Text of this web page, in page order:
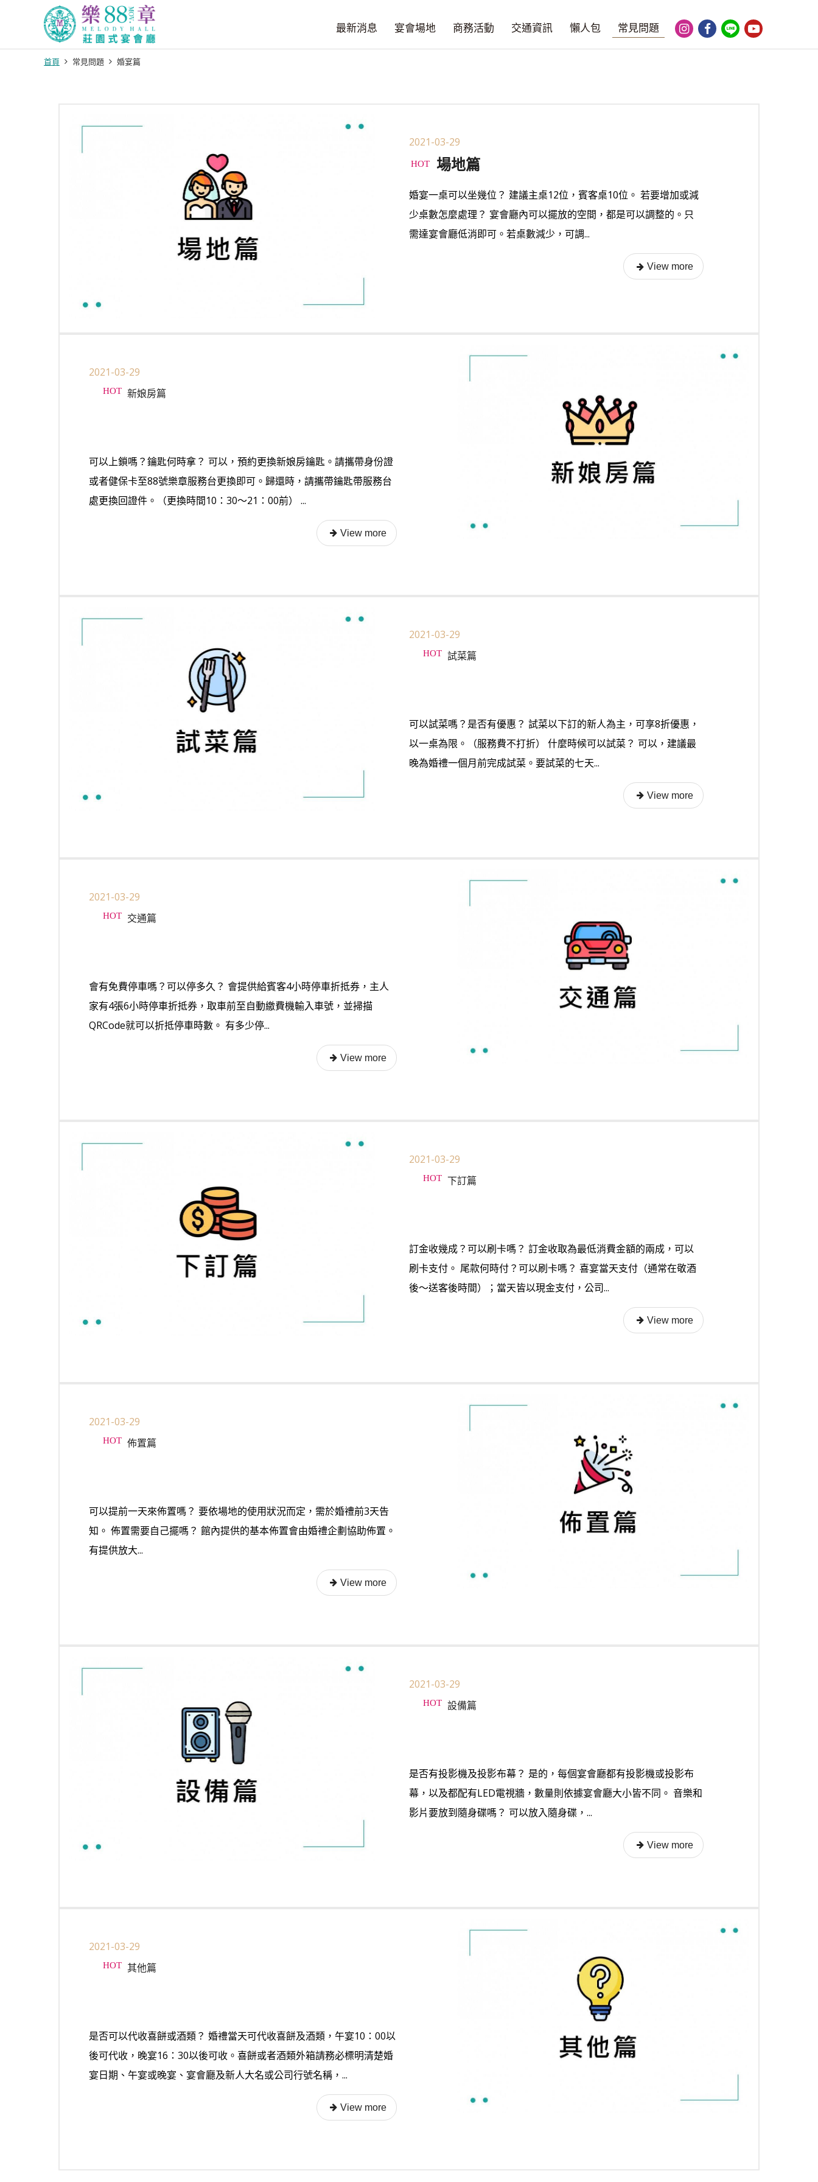
最新消息 宴會場地 商務活動 交通資訊 懶人包 常見問題
首頁 常見問題 婚宴篇
2021-03-29
場地篇
婚宴一桌可以坐幾位？ 建議主桌12位，賓客桌10位。 若要增加或減
少桌數怎麼處理？ 宴會廳內可以擺放的空間，都是可以調整的。只
需達宴會廳低消即可。若桌數減少，可調...
2021-03-29
新娘房篇
可以上鎖嗎？鑰匙何時拿？ 可以，預約更換新娘房鑰匙。請攜帶身份證
或者健保卡至88號樂章服務台更換即可。歸還時，請攜帶鑰匙帶服務台
處更換回證件。（更換時間10：30～21：00前） ...
2021-03-29
試菜篇
可以試菜嗎？是否有優惠？ 試菜以下訂的新人為主，可享8折優惠，
以一桌為限。（服務費不打折） 什麼時候可以試菜？ 可以，建議最
晚為婚禮一個月前完成試菜。要試菜的七天...
2021-03-29
交通篇
會有免費停車嗎？可以停多久？ 會提供給賓客4小時停車折抵券，主人
家有4張6小時停車折抵券，取車前至自動繳費機輸入車號，並掃描
QRCode就可以折抵停車時數。 有多少停...
2021-03-29
下訂篇
訂金收幾成？可以刷卡嗎？ 訂金收取為最低消費金額的兩成，可以
刷卡支付。 尾款何時付？可以刷卡嗎？ 喜宴當天支付（通常在敬酒
後～送客後時間）；當天皆以現金支付，公司...
2021-03-29
佈置篇
可以提前一天來佈置嗎？ 要依場地的使用狀況而定，需於婚禮前3天告
知。 佈置需要自己擺嗎？ 館內提供的基本佈置會由婚禮企劃協助佈置。
有提供放大...
2021-03-29
設備篇
是否有投影機及投影布幕？ 是的，每個宴會廳都有投影機或投影布
幕，以及都配有LED電視牆，數量則依據宴會廳大小皆不同。 音樂和
影片要放到隨身碟嗎？ 可以放入隨身碟，...
2021-03-29
其他篇
是否可以代收喜餅或酒類？ 婚禮當天可代收喜餅及酒類，午宴10：00以
後可代收，晚宴16：30以後可收。喜餅或者酒類外箱請務必標明清楚婚
宴日期、午宴或晚宴、宴會廳及新人大名或公司行號名稱，...